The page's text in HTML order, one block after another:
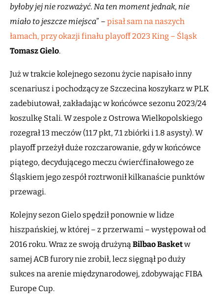
byłoby jej nie rozważyć. Na ten moment jednak, nie
miało to jeszcze miejsca” – pisał sam na naszych
łamach, przy okazji finału playoff 2023 King – Śląsk
Tomasz Gielo.
Już w trakcie kolejnego sezonu życie napisało inny
scenariusz i pochodzący ze Szczecina koszykarz w PLK
zadebiutował, zakładając w końcówce sezonu 2023/24
koszulkę Stali. W zespole z Ostrowa Wielkopolskiego
rozegrał 13 meczów (11.7 pkt, 7.1 zbiórki i 1.8 asysty). W
playoff przeżył duże rozczarowanie, gdy w końcówce
piątego, decydującego meczu ćwierćfinałowego ze
Śląskiem jego zespół roztrwonił kilkanaście punktów
przewagi.
Kolejny sezon Gielo spędził ponownie w lidze
hiszpańskiej, w której – z przerwami – występował od
2016 roku. Wraz ze swoją drużynąBilbao Basketw
samej ACB furory nie zrobił, lecz sięgnął po duży
sukces na arenie międzynarodowej, zdobywając FIBA
Europe Cup.